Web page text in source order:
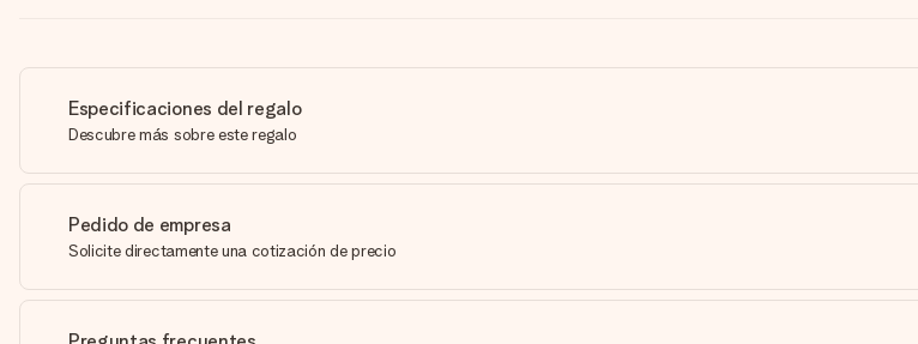
Especificaciones del regalo
Descubre más sobre este regalo
Pedido de empresa
Solicite directamente una cotización de precio